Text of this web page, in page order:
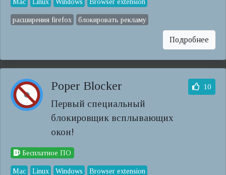
расширения firefox блокировать рекламу
Подробнее
Poper Blocker
Первый специальный
блокировщик всплывающих
окон!
10
Бесплатное ПО
Mac Linux Windows Browser extension